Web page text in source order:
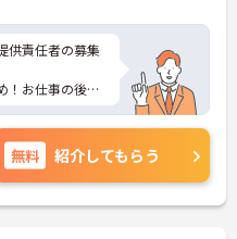
供責任者の募集
！お仕事の後の
など、さらに詳
談ください。
無料 紹介してもらう